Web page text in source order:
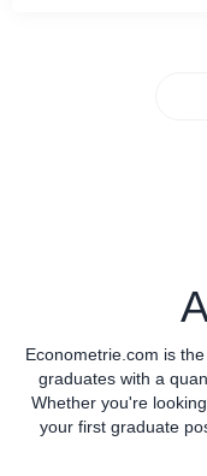
businesscases,
kern ligt op het terrein
daadwerkelijk bewijst.
een stukje sneller en
bouwen. Je
input op proposities die
(door)ontwikkelen
Econometrie.com is
graduates with a
Whether you're
your first graduate